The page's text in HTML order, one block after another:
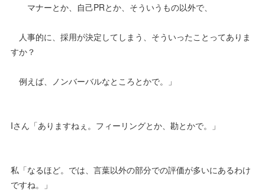
マナーとか、自己PRとか、そういうもの以外で、
人事的に、採用が決定してしまう、そういったことってありま
すか？
例えば、ノンバーバルなところとかで。」
Iさん「ありますねぇ。フィーリングとか、勘とかで。」
私「なるほど。では、言葉以外の部分での評価が多いにあるわけ
ですね。」